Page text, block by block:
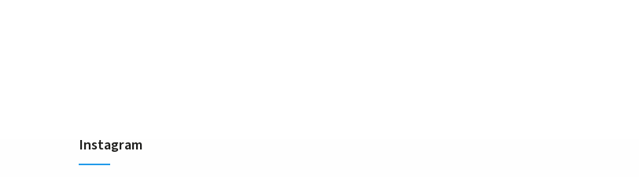
Instagram